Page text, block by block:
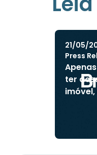
21/05/
Press
ter